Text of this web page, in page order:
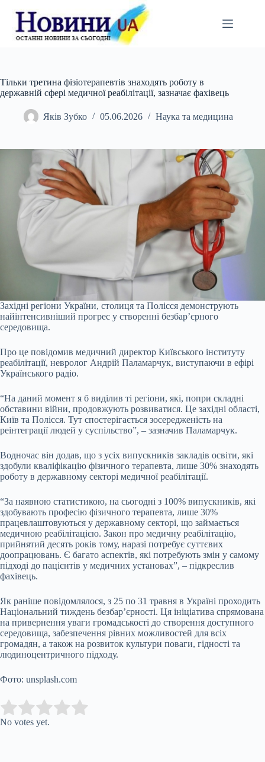
вмісту
Тільки третина фізіотерапевтів знаходять роботу в
державній сфері медичної реабілітації, зазначає фахівець
Яків Зубко 05.06.2026 Наука та медицина
Західні регіони України, столиця та Полісся демонструють
найінтенсивніший прогрес у створенні безбар’єрного
середовища.
Про це повідомив медичний директор Київського інституту
реабілітації, невролог Андрій Паламарчук, виступаючи в ефірі
Українського радіо.
“На даний момент я б виділив ті регіони, які, попри складні
обставини війни, продовжують розвиватися. Це західні області,
Київ та Полісся. Тут спостерігається зосередженість на
реінтеграції людей у суспільство”, – зазначив Паламарчук.
Водночас він додав, що з усіх випускників закладів освіти, які
здобули кваліфікацію фізичного терапевта, лише 30% знаходять
роботу в державному секторі медичної реабілітації.
“За наявною статистикою, на сьогодні з 100% випускників, які
здобувають професію фізичного терапевта, лише 30%
працевлаштовуються у державному секторі, що займається
медичною реабілітацією. Закон про медичну реабілітацію,
прийнятий десять років тому, наразі потребує суттєвих
доопрацювань. Є багато аспектів, які потребують змін у самому
підході до пацієнтів у медичних установах”, – підкреслив
фахівець.
Як раніше повідомлялося, з 25 по 31 травня в Україні проходить
Національний тиждень безбар’єрності. Ця ініціатива спрямована
на привернення уваги громадськості до створення доступного
середовища, забезпечення рівних можливостей для всіх
громадян, а також на розвиток культури поваги, гідності та
людиноцентричного підходу.
Фото: unsplash.com
Rate this item:
No votes yet.